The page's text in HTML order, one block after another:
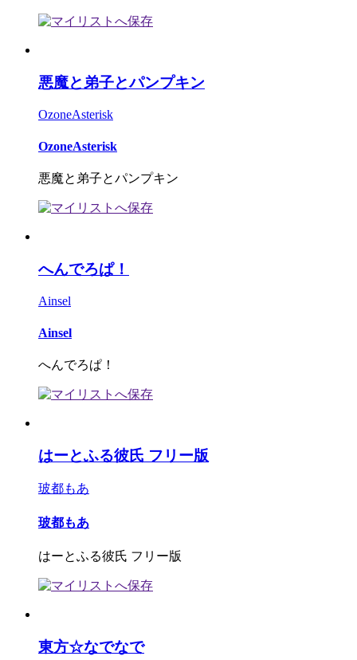
悪魔と弟子とパンプキン
OzoneAsterisk
OzoneAsterisk
悪魔と弟子とパンプキン
へんでろぱ！
Ainsel
Ainsel
へんでろぱ！
はーとふる彼氏 フリー版
玻都もあ
玻都もあ
はーとふる彼氏 フリー版
東方☆なでなで